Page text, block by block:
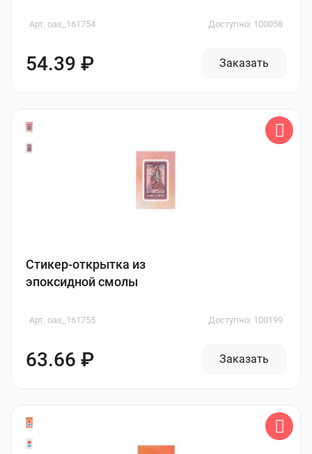
Арт. oas_161754 Доступно: 100058
54.39 ₽ Заказать
Стикер-открытка из
эпоксидной смолы
Арт. oas_161755 Доступно: 100199
63.66 ₽ Заказать